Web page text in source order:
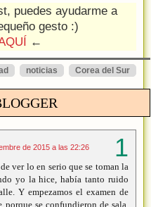
puedes ayudarme a
gesto :)
←
Corea del Sur
noticias
de 2015 a las 22:26
ver lo en serio que se toman la
yo la hice, había tanto ruido
Y empezamos el examen de
se confundieron de sala.